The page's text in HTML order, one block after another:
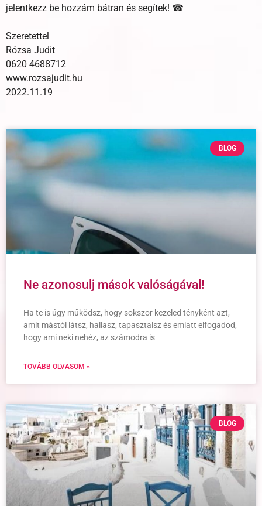
jelentkezz be hozzám bátran és segítek! ☎
Szeretettel
Rózsa Judit
0620 4688712
www.rozsajudit.hu
2022.11.19
BLOG
Ne azonosulj mások valóságával!
Ha te is úgy működsz, hogy sokszor kezeled tényként azt,
amit mástól látsz, hallasz, tapasztalsz és emiatt elfogadod,
hogy ami neki nehéz, az számodra is
TOVÁBB OLVASOM »
BLOG